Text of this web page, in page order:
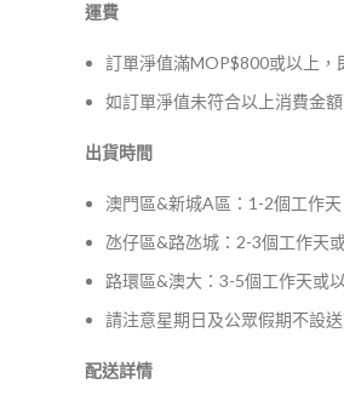
運費
訂單淨值滿MOP$800或以上，
如訂單淨值未符合以上消費金
出貨時間
澳門區&新城A區：1-2個工作
氹仔區&路氹城：2-3個工作天
路環區&澳大：3-5個工作天或
請注意星期日及公眾假期不設
配送詳情